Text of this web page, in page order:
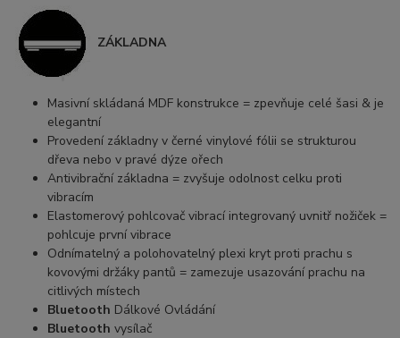
ZÁKLADNA
Masivní skládaná MDF konstrukce = zpevňuje celé šasi & je
elegantní
Provedení základny v černé vinylové fólii se strukturou
dřeva nebo v pravé dýze ořech
Antivibrační základna = zvyšuje odolnost celku proti
vibracím
Elastomerový pohlcovač vibrací integrovaný uvnitř nožiček =
pohlcuje první vibrace
Odnímatelný a polohovatelný plexi kryt proti prachu s
kovovými držáky pantů = zamezuje usazování prachu na
citlivých místech
Bluetooth Dálkové Ovládání
Bluetoothvysílač